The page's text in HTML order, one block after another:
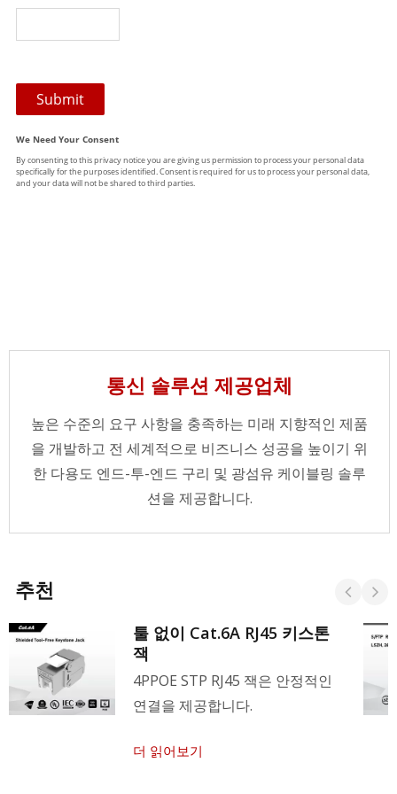
통신 솔루션 제공업체
높은 수준의 요구 사항을 충족하는 미래 지향적인 제품
을 개발하고 전 세계적으로 비즈니스 성공을 높이기 위
한 다용도 엔드-투-엔드 구리 및 광섬유 케이블링 솔루
션을 제공합니다.
추천
툴 없이 Cat.6A RJ45 키스톤
잭
4PPOE STP RJ45 잭은 안정적인
연결을 제공합니다.
더 읽어보기